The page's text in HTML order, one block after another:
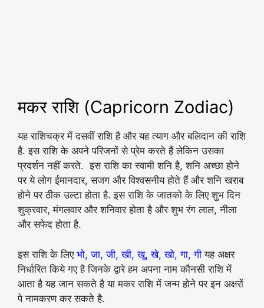
मकर राशि (Capricorn Zodiac)
यह राशिचक्र में दसवीं राशि है और यह त्‍याग और बलिदान की राशि
है. इस राशि के अपने परिजनों से प्रेम करते हैं लेकिन उसका
प्रदर्शन नहीं करते. इस राशि का स्वामी शनि है, शनि अच्‍छा होने
पर ये लोग ईमानदार, सजग और विश्‍वसनीय होते हैं और शनि खराब
होने पर ठीक उल्‍टा होता है. इस राशि के जातको के लिए शुभ दिन
शुक्रवार, मंगलवार और शनिवार होता है और शुभ रंग लाल, नीला
और सफेद होता है.
इस राशि के लिए भो, जा, जी, खी, खू, खे, खो, गा, गी यह अक्षर
निर्धारित किये गए है जिनके द्वारे हम अपना नाम कौनसी राशि में
आता है यह जान सकते है या मकर राशि में जन्म होने पर इन अक्षरों
पे नामकरण कर सकते है.